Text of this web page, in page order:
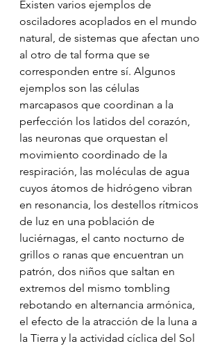
Existen varios ejemplos de
osciladores acoplados en el mundo
natural, de sistemas que afectan uno
al otro de tal forma que se
corresponden entre sí. Algunos
ejemplos son las células
marcapasos que coordinan a la
perfección los latidos del corazón,
las neuronas que orquestan el
movimiento coordinado de la
respiración, las moléculas de agua
cuyos átomos de hidrógeno vibran
en resonancia, los destellos rítmicos
de luz en una población de
luciérnagas, el canto nocturno de
grillos o ranas que encuentran un
patrón, dos niños que saltan en
extremos del mismo tombling
rebotando en alternancia armónica,
el efecto de la atracción de la luna a
la Tierra y la actividad cíclica del Sol